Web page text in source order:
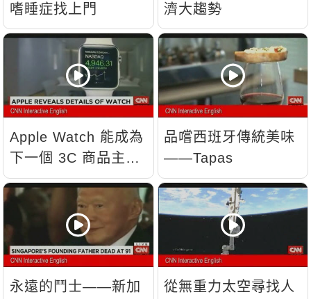
嗜睡症找上門
濟大趨勢
Apple Watch 能成為
下一個 3C 商品主
流？
品嚐西班牙傳統美味
——Tapas
永遠的鬥士——新加
從無重力太空尋找人